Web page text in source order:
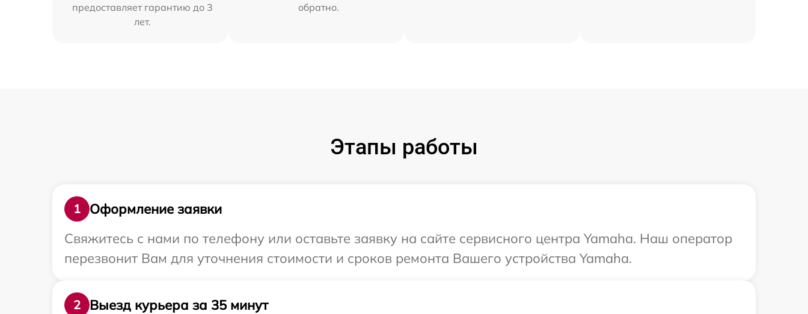
предоставляет гарантию до 3
лет.
обратно.
Этапы работы
1
Оформление заявки
Свяжитесь с нами по телефону или оставьте заявку на сайте сервисного центра Yamaha. Наш оператор
перезвонит Вам для уточнения стоимости и сроков ремонта Вашего устройства Yamaha.
2
Выезд курьера за 35 минут